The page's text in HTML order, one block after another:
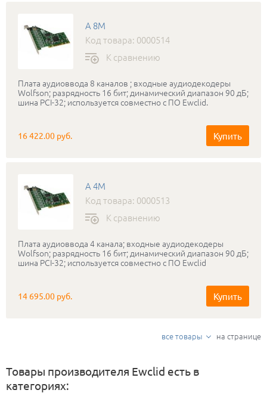
A 8M
Код товара: 0000514
К сравнению
Плата аудиоввода 8 каналов ; входные аудиодекодеры
Wolfson; разрядность 16 бит; динамический диапазон 90 дБ;
шина PCI-32; используется совместно с ПО Ewclid.
16 422.00 руб. Купить
A 4M
Код товара: 0000513
К сравнению
Плата аудиоввода 4 канала; входные аудиодекодеры
Wolfson; разрядность 16 бит; динамический диапазон 90 дБ;
шина PCI-32; используется совместно с ПО Ewclid
14 695.00 руб. Купить
все товары на странице
Товары производителя Ewclid есть в
категориях: